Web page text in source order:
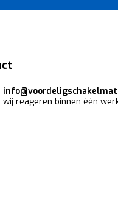
wij reageren binnen één